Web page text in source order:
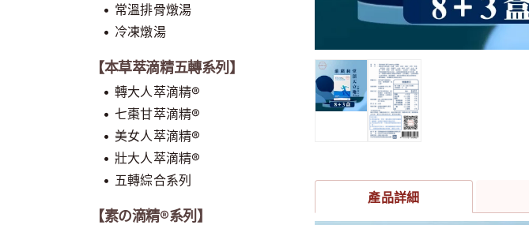
• 常溫排骨燉湯
• 冷凍燉湯
【本草萃滴精五轉系列】
• 轉大人萃滴精®
• 七棗甘萃滴精®
• 美女人萃滴精®
• 壯大人萃滴精®
• 五轉綜合系列
【素の滴精®系列】
產品詳細